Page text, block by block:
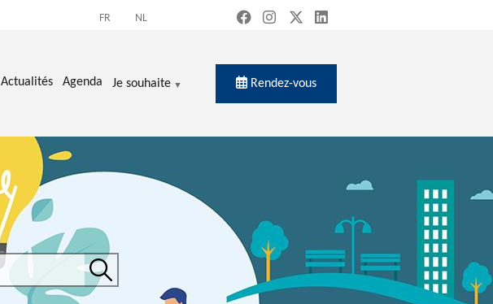
FR NL
Actualités Agenda Je souhaite Rendez-vous
Rechercher